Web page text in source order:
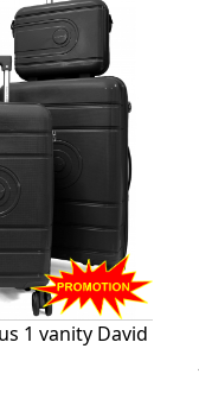
1 vanity David